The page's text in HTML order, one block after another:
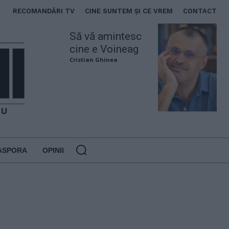
RECOMANDĂRI TV CINE SUNTEM ȘI CE VREM CONTACT
Să vă amintesc
cine e Voineag
Cristian Ghinea
OPINII